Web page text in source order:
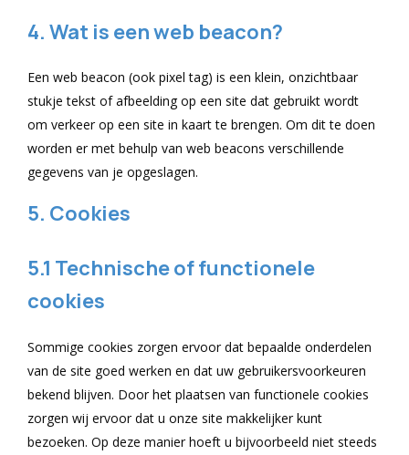
4. Wat is een web beacon?
Een web beacon (ook pixel tag) is een klein, onzichtbaar
stukje tekst of afbeelding op een site dat gebruikt wordt
om verkeer op een site in kaart te brengen. Om dit te doen
worden er met behulp van web beacons verschillende
gegevens van je opgeslagen.
5. Cookies
5.1 Technische of functionele
cookies
Sommige cookies zorgen ervoor dat bepaalde onderdelen
van de site goed werken en dat uw gebruikersvoorkeuren
bekend blijven. Door het plaatsen van functionele cookies
zorgen wij ervoor dat u onze site makkelijker kunt
bezoeken. Op deze manier hoeft u bijvoorbeeld niet steeds